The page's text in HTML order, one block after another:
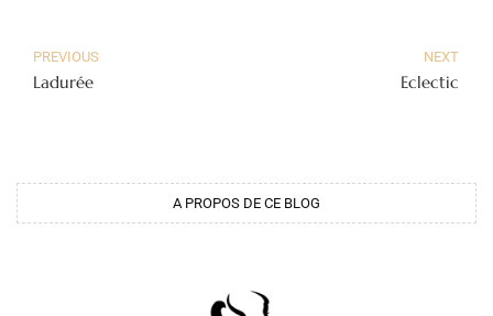
PREVIOUS
Ladurée
NEXT
Eclectic
A PROPOS DE CE BLOG